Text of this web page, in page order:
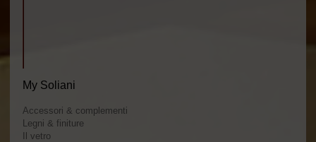
My Soliani
Accessori & complementi
Legni & finiture
Il vetro